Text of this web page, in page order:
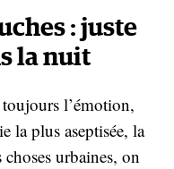
: juste
la nuit
l’émotion,
la plus aseptisée, la
urbaines, on